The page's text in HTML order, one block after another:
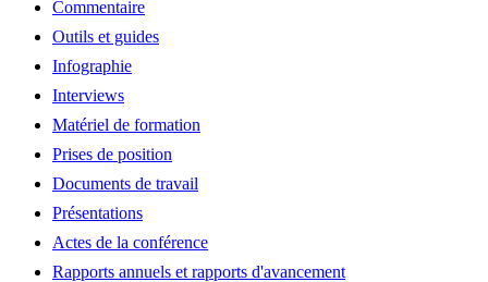
Commentaire
Outils et guides
Infographie
Interviews
Matériel de formation
Prises de position
Documents de travail
Présentations
Actes de la conférence
Rapports annuels et rapports d'avancement